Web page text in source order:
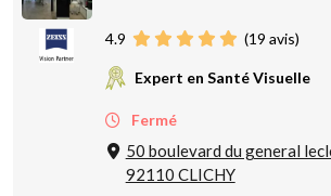
4.9 (19 avis)
Expert en Santé Visuelle
Fermé
50 boulevard du general
92110 CLICHY